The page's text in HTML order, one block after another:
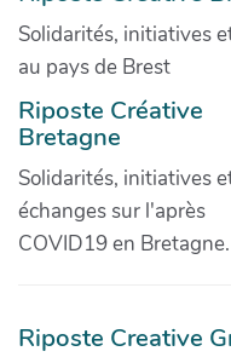
Solidarités, initiatives
au pays de Brest
Riposte Créative
Bretagne
Solidarités, initiatives
échanges sur l'après
COVID19 en Bretagne.
Riposte Creative